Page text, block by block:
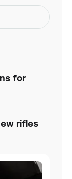
for
rifles